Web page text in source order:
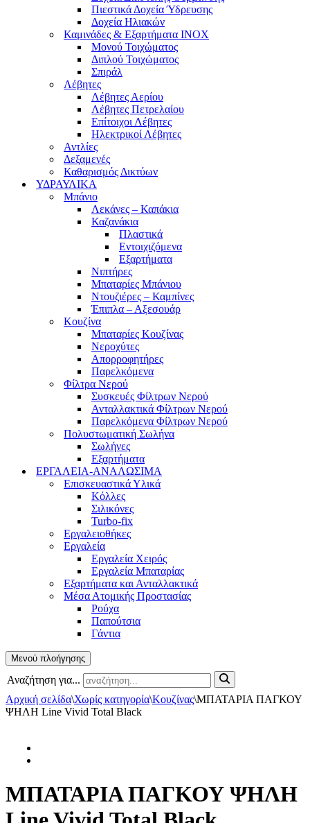
Πιεστικά Δοχεία Ύδρευσης
Δοχεία Ηλιακών
Καμινάδες & Εξαρτήματα ΙΝΟΧ
Μονού Τοιχώματος
Διπλού Τοιχώματος
Σπιράλ
Λέβητες
Λέβητες Αερίου
Λέβητες Πετρελαίου
Επίτοιχοι Λέβητες
Ηλεκτρικοί Λέβητες
Αντλίες
Δεξαμενές
Καθαρισμός Δικτύων
ΥΔΡΑΥΛΙΚΑ
Μπάνιο
Λεκάνες – Καπάκια
Καζανάκια
Πλαστικά
Εντοιχιζόμενα
Εξαρτήματα
Νιπτήρες
Μπαταρίες Μπάνιου
Ντουζιέρες – Καμπίνες
Έπιπλα – Αξεσουάρ
Κουζίνα
Μπαταρίες Κουζίνας
Νεροχύτες
Απορροφητήρες
Παρελκόμενα
Φίλτρα Νερού
Συσκευές Φίλτρων Νερού
Ανταλλακτικά Φίλτρων Νερού
Παρελκόμενα Φίλτρων Νερού
Πολυστωματική Σωλήνα
Σωλήνες
Εξαρτήματα
ΕΡΓΑΛΕΙΑ-ΑΝΑΛΩΣΙΜΑ
Επισκευαστικά Υλικά
Κόλλες
Σιλικόνες
Turbo-fix
Εργαλειοθήκες
Εργαλεία
Εργαλεία Χειρός
Εργαλεία Μπαταρίας
Εξαρτήματα και Ανταλλακτικά
Μέσα Ατομικής Προστασίας
Ρούχα
Παπούτσια
Γάντια
Μενού πλοήγησης
Αναζήτηση για...
Αρχική σελίδα\Χωρίς κατηγορία\Κουζίνας\ΜΠΑΤΑΡΙΑ ΠΑΓΚΟΥ
ΨΗΛΗ Line Vivid Total Black
ΜΠΑΤΑΡΙΑ ΠΑΓΚΟΥ ΨΗΛΗ